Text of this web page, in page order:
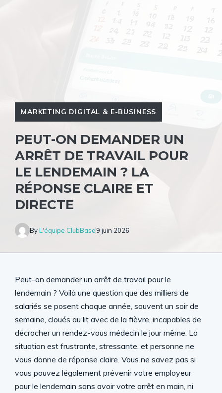
MARKETING DIGITAL & E-BUSINESS
PEUT-ON DEMANDER UN
ARRÊT DE TRAVAIL POUR
LE LENDEMAIN ? LA
RÉPONSE CLAIRE ET
DIRECTE
ByL'équipe ClubBase9 juin 2026
Peut-on demander un arrêt de travail pour le
lendemain ? Voilà une question que des milliers de
salariés se posent chaque année, souvent un soir de
semaine, cloués au lit avec de la fièvre, incapables de
décrocher un rendez-vous médecin le jour même. La
situation est frustrante, stressante, et personne ne
vous donne de réponse claire. Vous ne savez pas si
vous pouvez légalement prévenir votre employeur
pour le lendemain sans avoir votre arrêt en main, ni